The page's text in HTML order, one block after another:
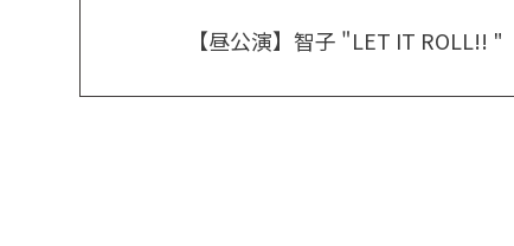
【昼公演】智子 "LET IT ROLL!! "